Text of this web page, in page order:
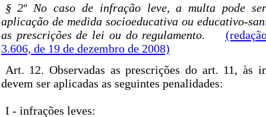
§ 2º No caso de infração leve, a multa pode
aplicação de medida socioeducativa ou educativo-
as prescrições de lei ou do regulamento.
3.606, de 19 de dezembro de 2008)
Art. 12. Observadas as prescrições do art. 11, às
devem ser aplicadas as seguintes penalidades:
I - infrações leves: